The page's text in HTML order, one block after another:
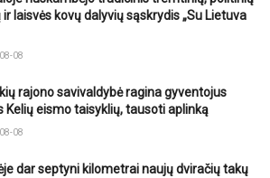
ir laisvės kovų dalyvių sąskrydis „Su Lietuva
08
rajono savivaldybė ragina gyventojus
Kelių eismo taisyklių, tausoti aplinką
08
dar septyni kilometrai naujų dviračių takų